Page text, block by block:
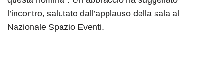
l’incontro, salutato dall’applauso della sala al
Nazionale Spazio Eventi.